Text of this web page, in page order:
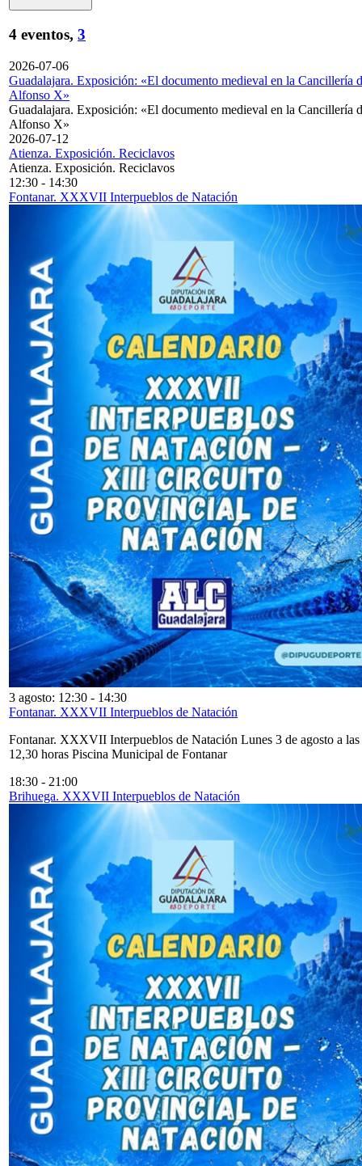
4 eventos, 3
2026-07-06
Guadalajara. Exposición: «El documento medieval en la Cancillería
Alfonso X»
Guadalajara. Exposición: «El documento medieval en la Cancillería
Alfonso X»
2026-07-12
Atienza. Exposición. Reciclavos
Atienza. Exposición. Reciclavos
12:30 - 14:30
Fontanar. XXXVII Interpueblos de Natación
3 agosto: 12:30 - 14:30
Fontanar. XXXVII Interpueblos de Natación
Fontanar. XXXVII Interpueblos de Natación Lunes 3 de agosto a las
12,30 horas Piscina Municipal de Fontanar
18:30 - 21:00
Brihuega. XXXVII Interpueblos de Natación